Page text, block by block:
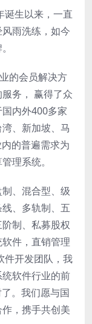
生以来，一直
雨洗练，如今
的会员解决方
务， 赢得了众
内外400多家
、新加坡、马
的普遍需求为
理系统。
、混合型、级
、多轨制、五
制、私募股权
件，直销管理
件开发团队，我
软件行业的前
。我们愿与国
，携手共创美